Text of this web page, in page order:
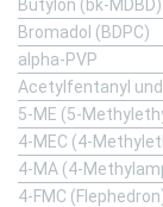
Butylon (bk-MDBD)
Bromadol (BDPC)
alpha-PVP
Acetylfentanyl
5-ME (5-
4-MEC (4-
4-MA (4-
4-FMC